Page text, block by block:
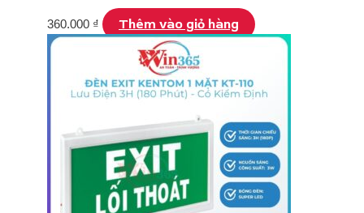
360.000 ₫ Thêm vào giỏ hàng